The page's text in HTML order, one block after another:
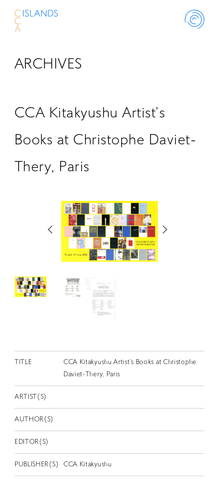
ABOUT
LIBRARY
SCHOLARSHIP
RETRACE
出版物
CONTACT
JP
EN
ARCHIVES
CCA Kitakyushu Artist’s
Books at Christophe Daviet-
Thery, Paris
TITLE
CCA Kitakyushu Artist’s Books at Christophe
Daviet-Thery, Paris
ARTIST(S)
AUTHOR(S)
EDITOR(S)
PUBLISHER(S) CCA Kitakyushu